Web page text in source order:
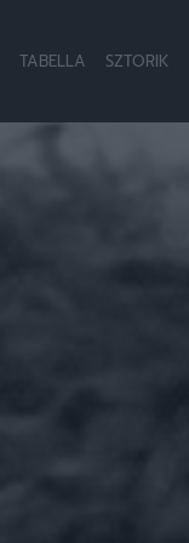
TABELLA SZTORIK